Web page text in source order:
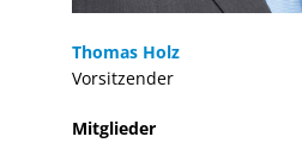
Thomas Holz
Vorsitzender
Mitglieder